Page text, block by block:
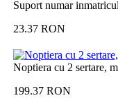
Suport numar
23.37 RON
Noptiera cu 2 sertare,
199.37 RON